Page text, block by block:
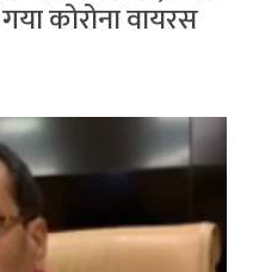
कोरोना वायरस